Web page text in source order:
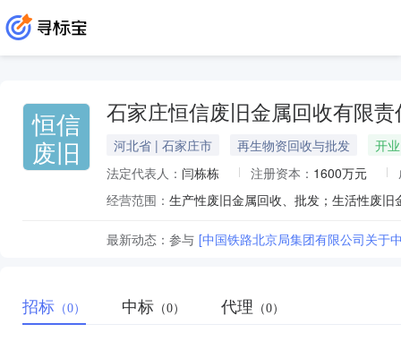
恒信
废旧
石家庄恒信废旧金属回收有限责
河北省 | 石家庄市 再生物资回收与批发
开业
法定代表人： 闫栋栋 注册资本： 1600万元
经营范围：
最新动态： 参与 [中国铁路北京局集团有限公司关于
招标 （0） 中标 （0） 代理 （0）